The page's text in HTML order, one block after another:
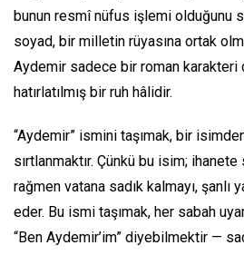
bunun resmî nüfus işlemi olduğunu
soyad, bir milletin rüyasına ortak
Aydemir sadece bir roman karakteri
hatırlatılmış bir ruh hâlidir.
“Aydemir” ismini taşımak, bir
sırtlanmaktır. Çünkü bu isim;
rağmen vatana sadık kalmayı, şanlı
eder. Bu ismi taşımak, her sabah
“Ben Aydemir’im” diyebilmektir —